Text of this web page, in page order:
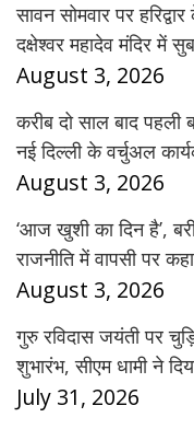
सावन सोमवार पर
दक्षेश्वर महादेव मंदिर में
August 3, 2026
करीब दो साल बाद पहली
नई दिल्ली के वर्चुअल
August 3, 2026
‘आज खुशी का दिन है’,
राजनीति में वापसी पर
August 3, 2026
गुरु रविदास जयंती पर
शुभारंभ, सीएम धामी ने
July 31, 2026